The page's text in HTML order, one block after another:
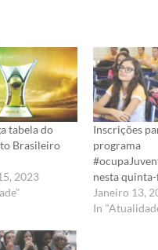
tabela do
Brasileiro
2023
Inscrições
programa
nesta
Janeiro 13,
In